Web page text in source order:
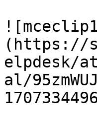
(https://
elpdesk/
al/